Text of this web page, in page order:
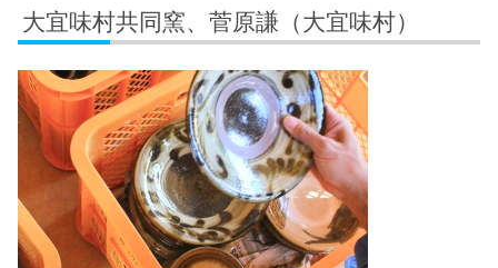
大宜味村共同窯、菅原謙（大宜味村）